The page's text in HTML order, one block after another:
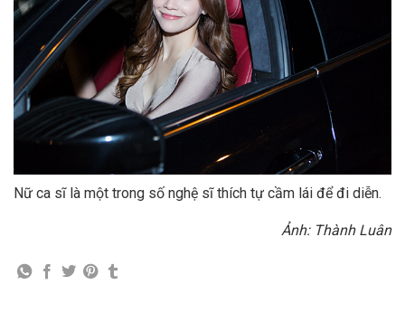
Nữ ca sĩ là một trong số nghệ sĩ thích tự cầm lái để đi diễn.
Ảnh: Thành Luân